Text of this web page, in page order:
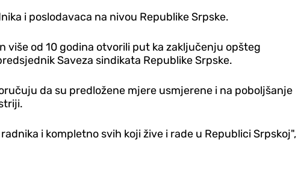
i poslodavaca na nivou Republike Srpske.
više od 10 godina otvorili put ka zaključenju opšteg
Saveza sindikata Republike Srpske.
da su predložene mjere usmjerene i na poboljšanje
i kompletno svih koji žive i rade u Republici Srpskoj",